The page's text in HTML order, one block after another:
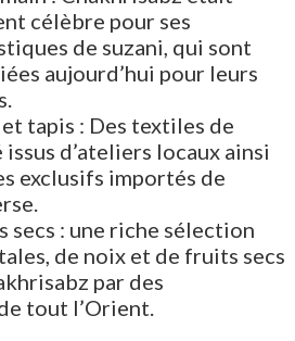
célèbre pour ses
de suzani, qui sont
aujourd’hui pour leurs
tapis : Des textiles de
d’ateliers locaux ainsi
exclusifs importés de
secs : une riche sélection
de noix et de fruits secs
par des
tout l’Orient.